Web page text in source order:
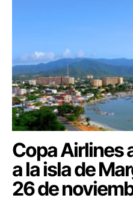
Copa Airlines
a la isla de
26 de